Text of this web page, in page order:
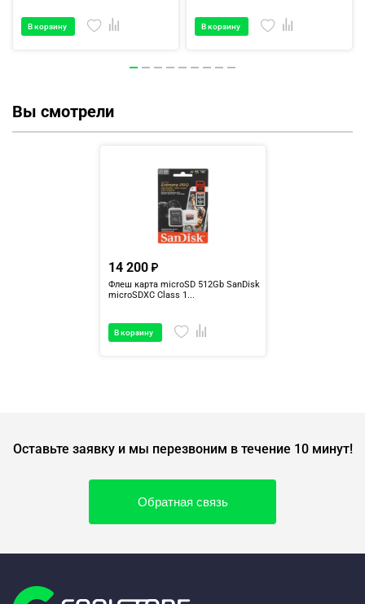
В корзину В корзину
Вы смотрели
14 200
Флеш карта microSD 512Gb SanDisk
microSDXC Class 1...
В корзину
Оставьте заявку и мы перезвоним в течение 10 минут!
Обратная связь